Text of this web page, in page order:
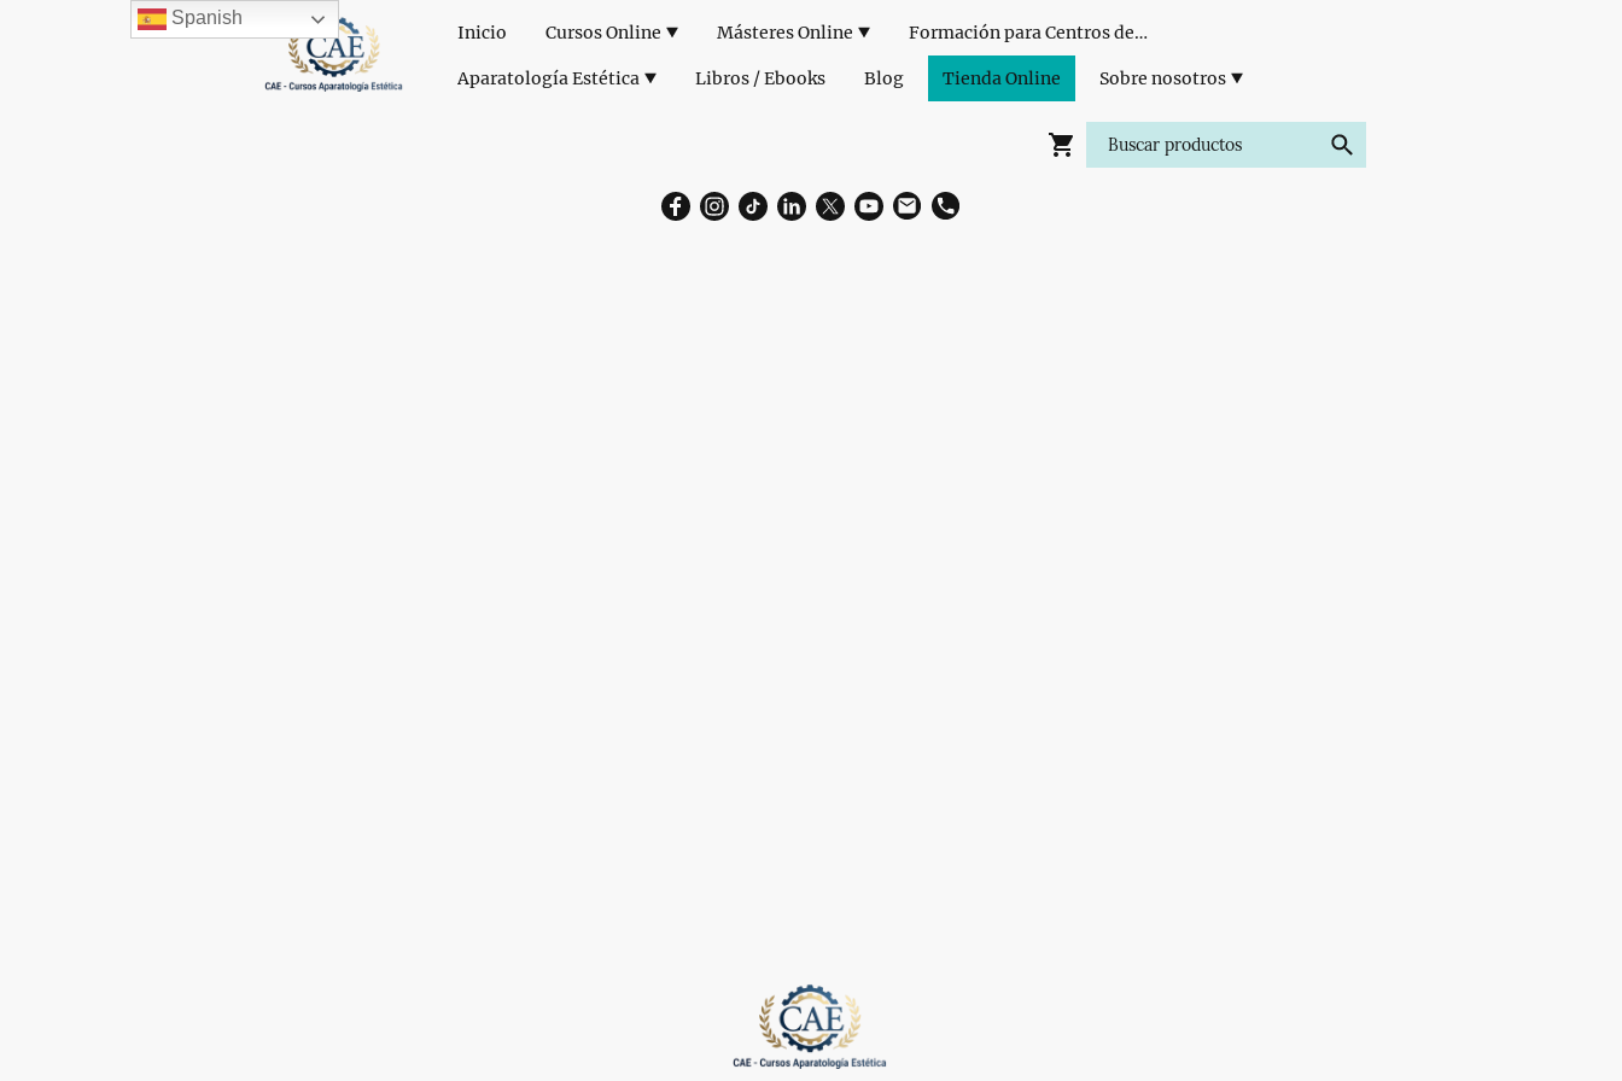
Inicio Cursos Online Másteres Online Formación para Centros de Estética
Aparatología Estética Libros / Ebooks Blog Tienda Online Sobre nosotros
Spanish